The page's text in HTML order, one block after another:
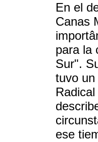
En el
Canas
para la
Sur".
tuvo
ese